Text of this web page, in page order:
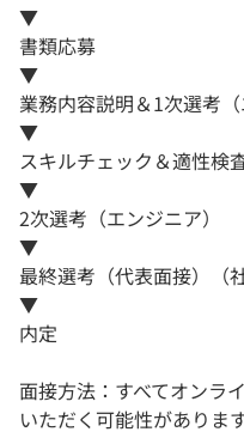
▼
書類応募
▼
業務内容説明＆1次選考（
▼
スキルチェック＆適性検
▼
2次選考（エンジニア）
▼
最終選考（代表面接）（社
▼
内定
面接方法：すべてオンラ
いただく可能性があります